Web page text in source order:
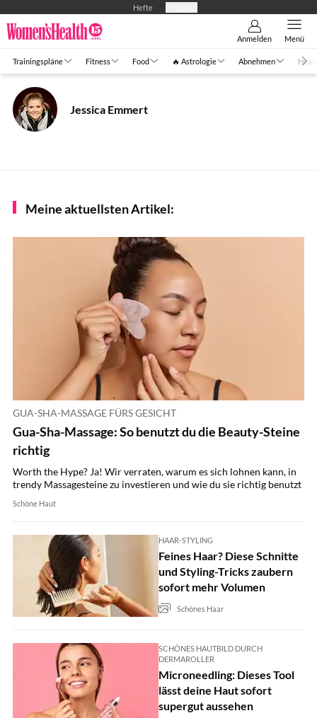
Hefte
Anmelden Menü
Trainingspläne Fitness Food 🔥 Astrologie Abnehmen
Jessica Emmert
Meine aktuellsten Artikel:
GUA-SHA-MASSAGE FÜRS GESICHT
Gua-Sha-Massage: So benutzt du die Beauty-Steine
richtig
Worth the Hype? Ja! Wir verraten, warum es sich lohnen kann, in
trendy Massagesteine zu investieren und wie du sie richtig benutzt
Schöne Haut
HAAR-STYLING
Feines Haar? Diese Schnitte
und Styling-Tricks zaubern
sofort mehr Volumen
Schönes Haar
SCHÖNES HAUTBILD DURCH
DERMAROLLER
Microneedling: Dieses Tool
lässt deine Haut sofort
supergut aussehen